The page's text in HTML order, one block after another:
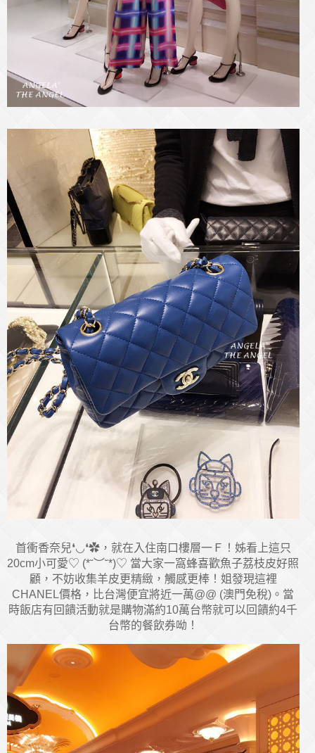
首衝香奈兒❛◡❛✿，就在入住南口樓層一Ｆ！姊看上這只
20cm小可愛♡ (*˘︶˘*)♡ 當大家一窩蜂喜歡魚子荔枝皮好照
顧，不妨收集羊皮更精緻，觸感更棒！姐發現這裡
CHANEL價格，比台灣便宜將近一萬@@ (澳門免稅)。當
時飯店有回饋活動就是購物滿約10萬台幣就可以回饋約4千
台幣的餐飲券呦！